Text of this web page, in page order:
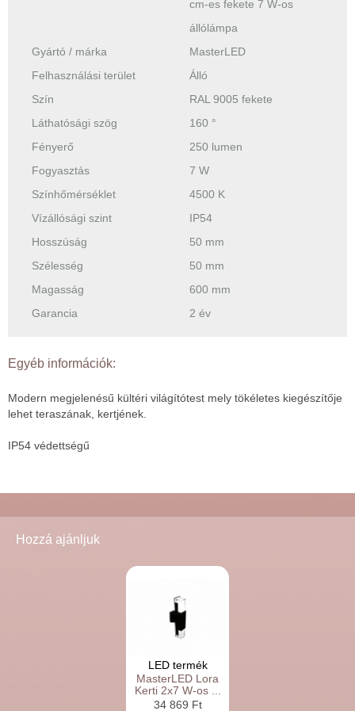
cm-es fekete 7 W-os
állólámpa
Gyártó / márka
MasterLED
Felhasználási terület
Álló
Szín
RAL 9005 fekete
Láthatósági szög
160 °
Fényerő
250 lumen
Fogyasztás
7 W
Színhőmérséklet
4500 K
Vízállósági szint
IP54
Hosszúság
50 mm
Szélesség
50 mm
Magasság
600 mm
Garancia
2 év
Egyéb információk:
Modern megjelenésű kültéri világítótest mely tökéletes kiegészítője
lehet teraszának, kertjének.
IP54 védettségű
Hozzá ajánljuk
LED termék
MasterLED Lora
Kerti 2x7 W-os ...
34 869 Ft